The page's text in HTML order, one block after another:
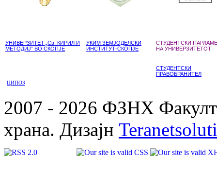
УНИВЕРЗИТЕТ „Св. КИРИЛ И
МЕТОДИЈ“ ВО СКОПЈЕ
УКИМ ЗЕМЈОДЕЛСКИ
ИНСТИТУТ-СКОПЈЕ
СТУДЕНТСКИ
НА УНИВЕРЗИТЕТОТ
СТУДЕНТСКИ
ПРАВОБРАНИТЕЛ
ЦИПОЗ
2007 - 2026 ФЗНХ
храна. Дизајн